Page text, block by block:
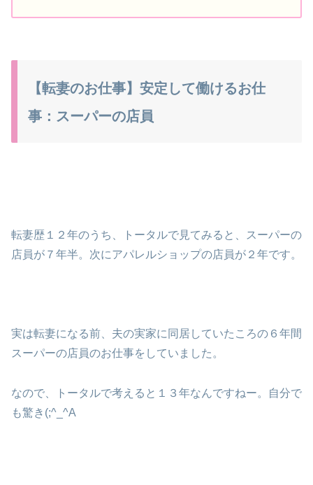
【転妻のお仕事】安定して働けるお仕
事：スーパーの店員
転妻歴１２年のうち、トータルで見てみると、スーパーの
店員が７年半。次にアパレルショップの店員が２年です。
実は転妻になる前、夫の実家に同居していたころの６年間
スーパーの店員のお仕事をしていました。
なので、トータルで考えると１３年なんですねー。自分で
も驚き(;^_^A